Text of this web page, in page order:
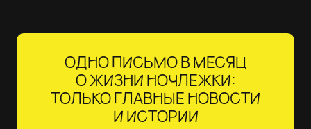
ОДНО ПИСЬМО В МЕСЯЦ
О ЖИЗНИ НОЧЛЕЖКИ:
ТОЛЬКО ГЛАВНЫЕ НОВОСТИ
И ИСТОРИИ